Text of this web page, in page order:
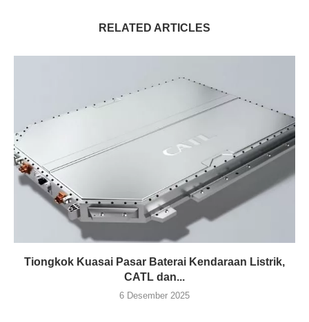
RELATED ARTICLES
Tiongkok Kuasai Pasar Baterai Kendaraan Listrik,
CATL dan...
6 Desember 2025